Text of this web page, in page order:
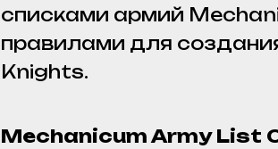
списками армий
правилами для
Knights.
Mechanicum Army List